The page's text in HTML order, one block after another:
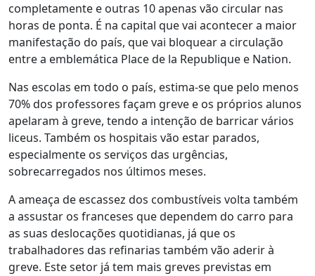
completamente e outras 10 apenas vão circular nas
horas de ponta. É na capital que vai acontecer a maior
manifestação do país, que vai bloquear a circulação
entre a emblemática Place de la Republique e Nation.
Nas escolas em todo o país, estima-se que pelo menos
70% dos professores façam greve e os próprios alunos
apelaram à greve, tendo a intenção de barricar vários
liceus. Também os hospitais vão estar parados,
especialmente os serviços das urgências,
sobrecarregados nos últimos meses.
A ameaça de escassez dos combustíveis volta também
a assustar os franceses que dependem do carro para
as suas deslocações quotidianas, já que os
trabalhadores das refinarias também vão aderir à
greve. Este setor já tem mais greves previstas em